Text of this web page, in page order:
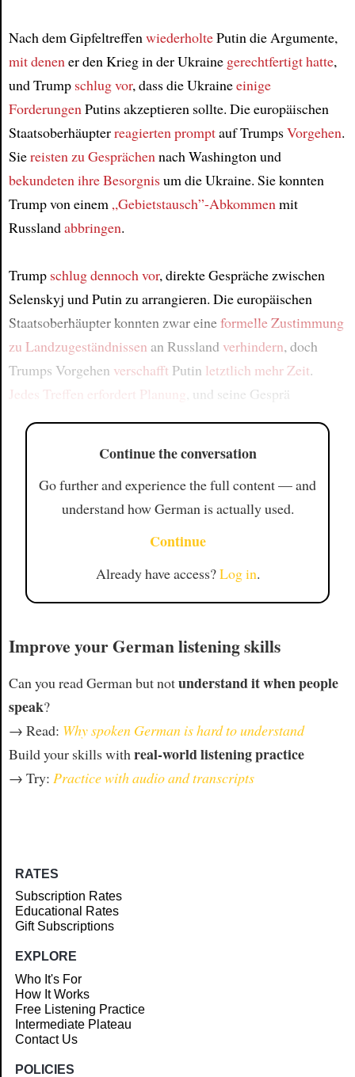
Nach dem Gipfeltreffen wiederholtePutin die Argumente,
mit denen er den Krieg in der Ukraine gerechtfertigt hatte,
und Trump schlug vor, dass die Ukraineeinige
Forderungen Putins akzeptieren sollte. Die europäischen
Staatsoberhäupterreagierten promptauf TrumpsVorgehen.
Siereisten zu Gesprächen nach Washington und
bekundeten ihre Besorgnisum die Ukraine. Sie konnten
Trump von einem „Gebietstausch”-Abkommen mit
Russlandabbringen.
Trump schlug dennoch vor, direkte Gespräche zwischen
Selenskyj und Putin zu arrangieren. Die europäischen
Staatsoberhäupter konnten zwar eineformelle Zustimmung
zu Landzugeständnissen an Russland verhindern, doch
Trumps Vorgehen verschafft Putin letztlich mehr Zeit.
Jedes Treffen erfordert Planung , und seine Gesprä
Continue the conversation
Go further and experience the full content — and
understand how German is actually used.
Continue
Already have access?Log in.
Improve your German listening skills
Can you read German but notunderstand it when people
speak?
→ Read: Why spoken German is hard to understand
Build your skills withreal-world listening practice
→ Try: Practice with audio and transcripts
RATES
Subscription Rates
Educational Rates
Gift Subscriptions
EXPLORE
Who It's For
How It Works
Free Listening Practice
Intermediate Plateau
Contact Us
POLICIES